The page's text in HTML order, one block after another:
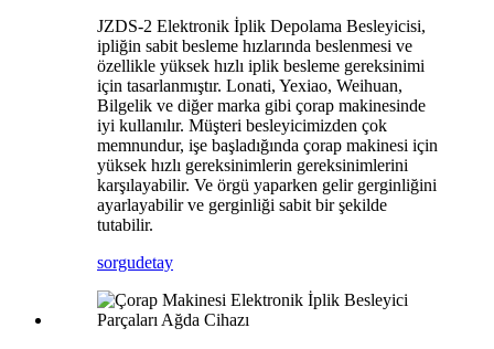
JZDS-2 Elektronik İplik Depolama Besleyicisi,
ipliğin sabit besleme hızlarında beslenmesi ve
özellikle yüksek hızlı iplik besleme gereksinimi
için tasarlanmıştır. Lonati, Yexiao, Weihuan,
Bilgelik ve diğer marka gibi çorap makinesinde
iyi kullanılır. Müşteri besleyicimizden çok
memnundur, işe başladığında çorap makinesi için
yüksek hızlı gereksinimlerin gereksinimlerini
karşılayabilir. Ve örgü yaparken gelir gerginliğini
ayarlayabilir ve gerginliği sabit bir şekilde
tutabilir.
sorgudetay